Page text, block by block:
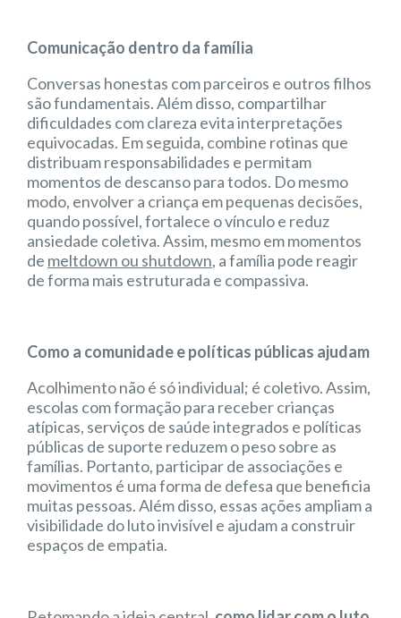
Comunicação dentro da família
Conversas honestas com parceiros e outros filhos
são fundamentais. Além disso, compartilhar
dificuldades com clareza evita interpretações
equivocadas. Em seguida, combine rotinas que
distribuam responsabilidades e permitam
momentos de descanso para todos. Do mesmo
modo, envolver a criança em pequenas decisões,
quando possível, fortalece o vínculo e reduz
ansiedade coletiva. Assim, mesmo em momentos
de meltdown ou shutdown, a família pode reagir
de forma mais estruturada e compassiva.
Como a comunidade e políticas públicas ajudam
Acolhimento não é só individual; é coletivo. Assim,
escolas com formação para receber crianças
atípicas, serviços de saúde integrados e políticas
públicas de suporte reduzem o peso sobre as
famílias. Portanto, participar de associações e
movimentos é uma forma de defesa que beneficia
muitas pessoas. Além disso, essas ações ampliam a
visibilidade do luto invisível e ajudam a construir
espaços de empatia.